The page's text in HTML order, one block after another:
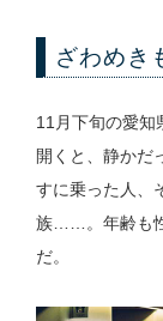
ざわめき
11月下旬の愛知
開くと、静かだ
すに乗った人、
族……。年齢も
だ。